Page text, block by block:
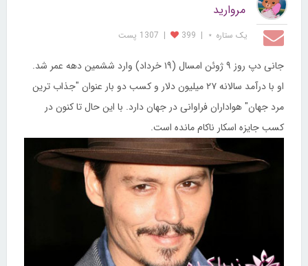
مروارید
یک ستاره ⋆ |
399
| 1307 پست
جانی دپ روز ۹ ژوئن امسال (۱۹ خرداد) وارد ششمین دهه عمر شد.
او با درآمد سالانه ۲۷ میلیون دلار و کسب دو بار عنوان "جذاب ترین
مرد جهان" هواداران فراوانی در جهان دارد. با این حال تا کنون در
کسب جایزه اسکار ناکام مانده است.